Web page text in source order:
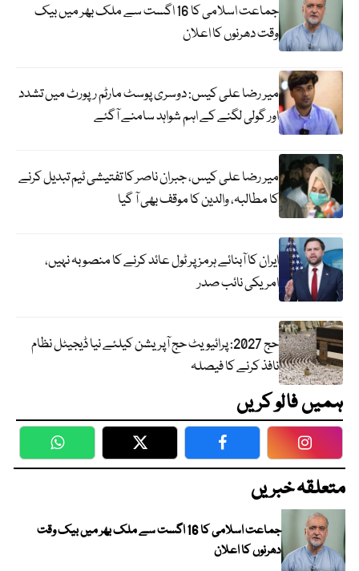
جماعت اسلامی کا 16 اگست سے ملک بھر میں بیک
وقت دھرنوں کا اعلان
میر رضا علی کیس: دوسری پوسٹ مارٹم رپورٹ میں تشدد
اور گولی لگنے کے اہم شواہد سامنے آگئے
میر رضا علی کیس، جبران ناصر کا تفتیشی ٹیم تبدیل کرنے
کا مطالبہ، والدین کا موقف بھی آ گیا
ایران کا آبنائے ہرمز پر ٹول عائد کرنے کا منصوبہ نہیں،
امریکی نائب صدر
حج 2027: پرائیویٹ حج آپریشن کیلئے نیا ڈیجیٹل نظام
نافذ کرنے کا فیصلہ
ہمیں فالو کریں
WhatsApp Twitter Facebook
متعلقہ خبریں
جماعت اسلامی کا 16 اگست سے ملک بھر میں بیک وقت
دھرنوں کا اعلان